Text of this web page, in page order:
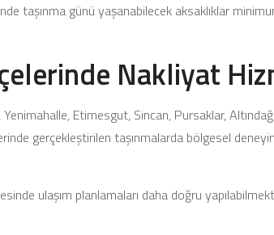
taşınma günü yaşanabilecek aksaklıklar
Nakliyat
Etimesgut, Sincan, Pursaklar,
gerçekleştirilen taşınmalarda bölgesel
ulaşım planlamaları daha doğru